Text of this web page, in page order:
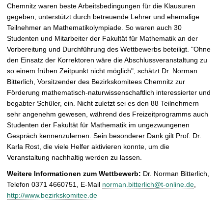
Chemnitz waren beste Arbeitsbedingungen für die Klausuren
gegeben, unterstützt durch betreuende Lehrer und ehemalige
Teilnehmer an Mathematikolympiade. So waren auch 30
Studenten und Mitarbeiter der Fakultät für Mathematik an der
Vorbereitung und Durchführung des Wettbewerbs beteiligt. "Ohne
den Einsatz der Korrektoren wäre die Abschlussveranstaltung zu
so einem frühen Zeitpunkt nicht möglich", schätzt Dr. Norman
Bitterlich, Vorsitzender des Bezirkskomitees Chemnitz zur
Förderung mathematisch-naturwissenschaftlich interessierter und
begabter Schüler, ein. Nicht zuletzt sei es den 88 Teilnehmern
sehr angenehm gewesen, während des Freizeitprogramms auch
Studenten der Fakultät für Mathematik im ungezwungenen
Gespräch kennenzulernen. Sein besonderer Dank gilt Prof. Dr.
Karla Rost, die viele Helfer aktivieren konnte, um die
Veranstaltung nachhaltig werden zu lassen.
Weitere Informationen zum Wettbewerb: Dr. Norman Bitterlich,
Telefon 0371 4660751, E-Mail norman.bitterlich@t-online.de
http://www.bezirkskomitee.de